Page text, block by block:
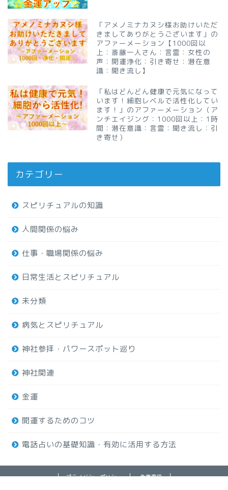
「アメノミナカヌシ様お助けいただ
きましてありがとうございます」の
アファーメーション【1000回以
上：斎藤一人さん：言霊：女性の
声：開運浄化：引き寄せ：潜在意
識：聞き流し】
「私はどんどん健康で元気になって
います！細胞レベルで活性化してい
ます！」のアファーメーション（ア
ンチエイジング：1000回以上：1時
間：潜在意識：言霊：聞き流し：引
き寄せ）
カテゴリー
スピリチュアルの知識
人間関係の悩み
仕事・職場関係の悩み
日常生活とスピリチュアル
未分類
病気とスピリチュアル
神社参拝・パワースポット巡り
神社関連
金運
開運するためのコツ
電話占いの基礎知識・有効に活用する方法
プライバシーポリシー
免責事項